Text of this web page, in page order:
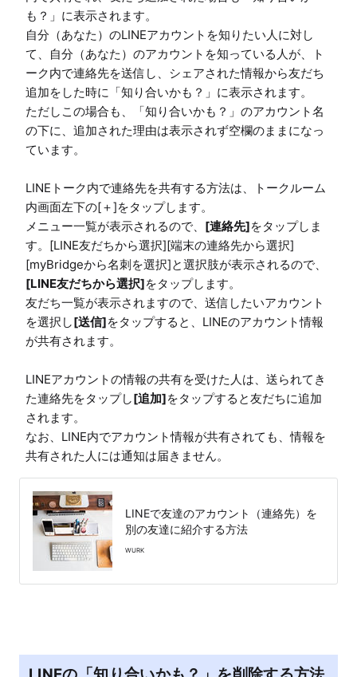
も？」に表示されます。
自分（あなた）のLINEアカウントを知りたい人に対し
て、自分（あなた）のアカウントを知っている人が、ト
ーク内で連絡先を送信し、シェアされた情報から友だち
追加をした時に「知り合いかも？」に表示されます。
ただしこの場合も、「知り合いかも？」のアカウント名
の下に、追加された理由は表示されず空欄のままになっ
ています。
LINEトーク内で連絡先を共有する方法は、トークルーム
内画面左下の[＋]をタップします。
メニュー一覧が表示されるので、 [連絡先]をタップしま
す。[LINE友だちから選択][端末の連絡先から選択]
[myBridgeから名刺を選択]と選択肢が表示されるので、
[LINE友だちから選択]をタップします。
友だち一覧が表示されますので、送信したいアカウント
を選択し[送信]をタップすると、LINEのアカウント情報
が共有されます。
LINEアカウントの情報の共有を受けた人は、送られてき
た連絡先をタップし[追加]をタップすると友だちに追加
されます。
なお、LINE内でアカウント情報が共有されても、情報を
共有された人には通知は届きません。
LINEで友達のアカウント（連絡先）を
別の友達に紹介する方法
WURK